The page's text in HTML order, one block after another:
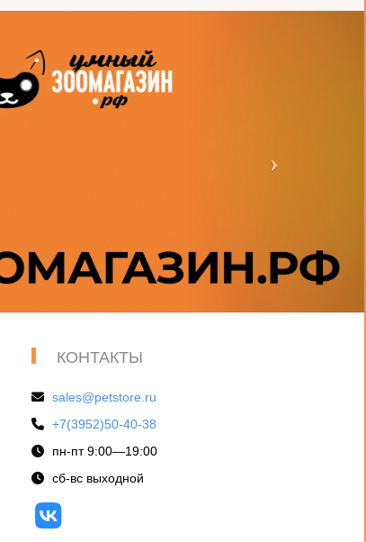
КОНТАКТЫ
sales@petstore.ru
+7(3952)50-40-38
пн-пт 9:00—19:00
сб-вс выходной